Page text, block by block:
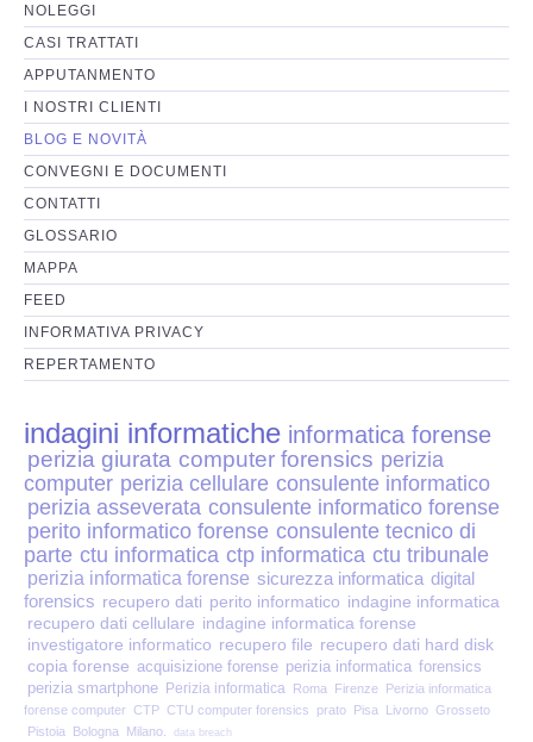
Perzia su Software/Programmi
Perizia Fonica e Trascrizioni
Perizia su Social Network
Perizia Web Reputation
Perizia Host e Mainframe
Perizia Contratti ICT
Perizia Disp. Elettronici
Perizia Stalking
Perizia Cyber Bullismo
Incarichi CTU e CTP
Perizia Centralini PBX e VOIP
Perizia Estimo
Perizia Documento informatico
NOLEGGI
CASI TRATTATI
APPUTANMENTO
I NOSTRI CLIENTI
BLOG E NOVITÀ
CONVEGNI E DOCUMENTI
CONTATTI
GLOSSARIO
MAPPA
FEED
INFORMATIVA PRIVACY
REPERTAMENTO
indagini informatiche informatica forense
perizia giurata computer forensics perizia
computer perizia cellulare consulente informatico
perizia asseverata consulente informatico forense
perito informatico forense consulente tecnico di
parte ctu informatica ctp informatica ctu tribunale
perizia informatica forense sicurezza informatica digital
forensics recupero dati perito informatico indagine informatica
recupero dati cellulare indagine informatica forense
investigatore informatico recupero file recupero dati hard disk
copia forense acquisizione forense perizia informatica forensics
perizia smartphone Perizia informatica Roma Firenze Perizia informatica
forense computer CTP CTU computer forensics prato Pisa Livorno Grosseto
Pistoia
Bologna Milano. data breach